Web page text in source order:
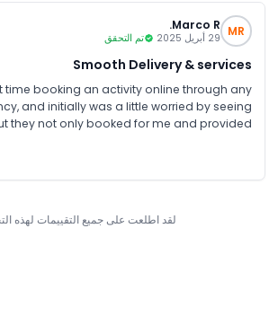
MR
Marco R.
29 أبريل 2025 تم التحقق
Smooth Delivery & services
time booking an activity online through any
and initially was a little worried by seeing
they not only booked for me and provided
لقد اطلعت على جميع التقييمات لهذه